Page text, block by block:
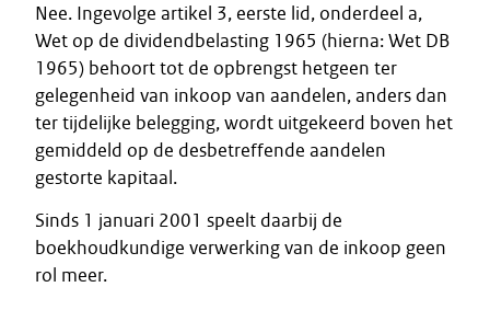
Nee. Ingevolge artikel 3, eerste lid, onderdeel a,
Wet op de dividendbelasting 1965 (hierna: Wet DB
1965) behoort tot de opbrengst hetgeen ter
gelegenheid van inkoop van aandelen, anders dan
ter tijdelijke belegging, wordt uitgekeerd boven het
gemiddeld op de desbetreffende aandelen
gestorte kapitaal.
Sinds 1 januari 2001 speelt daarbij de
boekhoudkundige verwerking van de inkoop geen
rol meer.